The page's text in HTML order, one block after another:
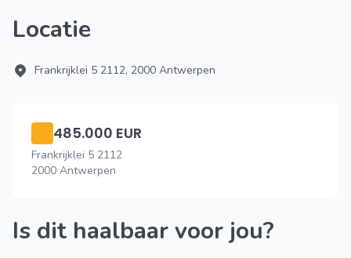
Locatie
Frankrijklei 5 2112, 2000 Antwerpen
485.000 EUR
Frankrijklei 5 2112
2000 Antwerpen
Is dit haalbaar voor jou?